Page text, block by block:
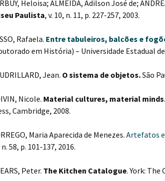
Heloisa; ALMEIDA, Adilson José de;
Paulista, v. 10, n. 11, p. 227-257, 2003.
Rafaela. Entre tabuleiros, balcões e
em História) – Universidade Estadual
Jean. O sistema de objetos.São
Nicole. Material cultures, material minds
Cambridge, 2008.
Maria Aparecida de Menezes.Artefatos e
58, p. 101-137, 2016.
Peter. The Kitchen Catalogue. York: The